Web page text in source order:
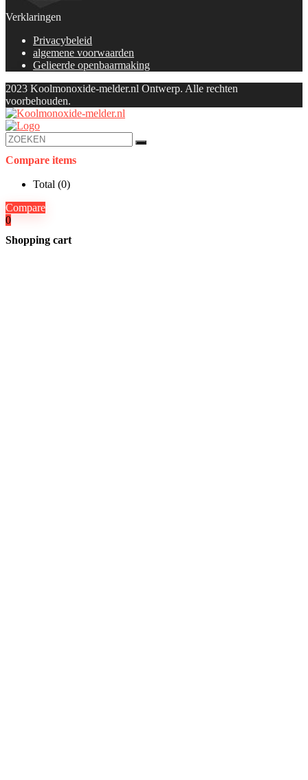
Verklaringen
Privacybeleid
algemene voorwaarden
Gelieerde openbaarmaking
2023 Koolmonoxide-melder.nl Ontwerp. Alle rechten
voorbehouden.
Compare items
Total (0)
Compare
0
Shopping cart